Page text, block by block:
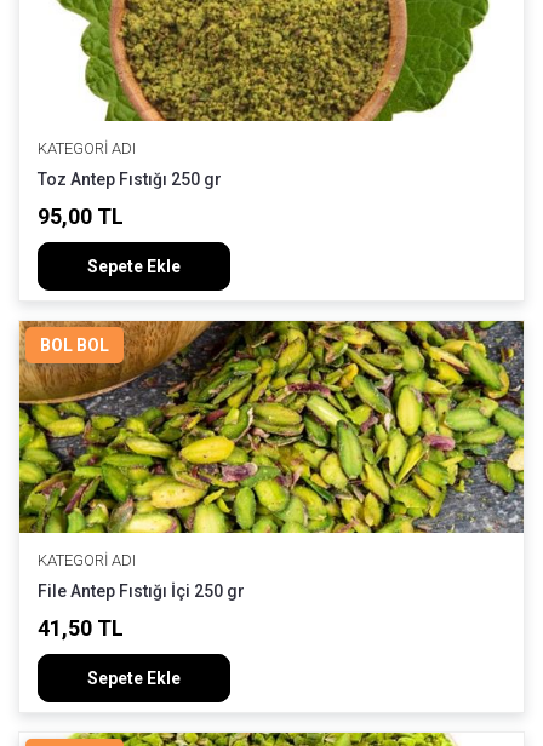
KATEGORI ADI
Toz Antep Fıstığı 250 gr
95,00 TL
Sepete Ekle
BOL BOL
KATEGORI ADI
File Antep Fıstığı İçi 250 gr
41,50 TL
Sepete Ekle